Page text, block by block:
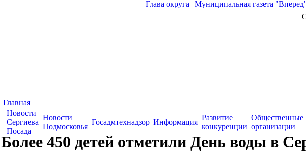
Глава округа Муниципальная газета "Вперед"
Главная
Новости
Сергиева
Посада
Новости
Подмосковья
Госадмтехнадзор Информация
Развитие
конкуренции
Общественные
организации
Более 450 детей отметили День воды в